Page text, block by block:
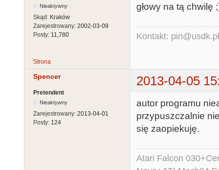
Nieaktywny
Skąd: Kraków
Zarejestrowany: 2002-03-09
Posty: 11,780
głowy na tą chwilę
Kontakt: pin@usdk.pl
Strona
Spencer 2013-04-05
Pretendent
Nieaktywny
Zarejestrowany: 2013-04-01
Posty: 124
autor programu
przypuszczalnie
się zaopiekuję.
Atari Falcon